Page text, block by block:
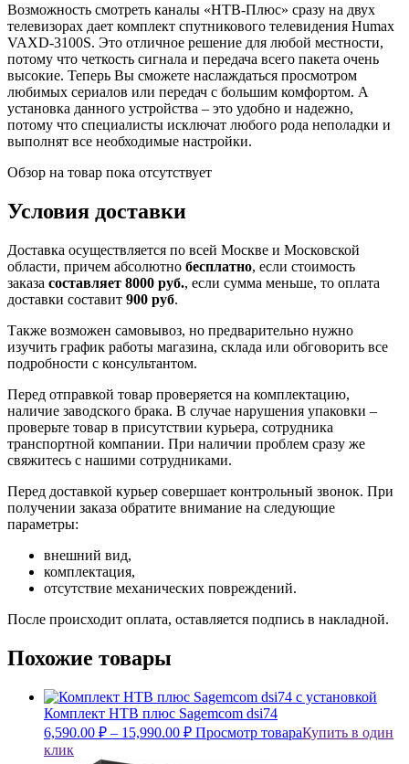
Возможность смотреть каналы «НТВ-Плюс» сразу на двух
телевизорах дает комплект спутникового телевидения Humax
VAXD-3100S. Это отличное решение для любой местности,
потому что четкость сигнала и передача всего пакета очень
высокие. Теперь Вы сможете наслаждаться просмотром
любимых сериалов или передач с большим комфортом. А
установка данного устройства – это удобно и надежно,
потому что специалисты исключат любого рода неполадки и
выполнят все необходимые настройки.
Обзор на товар пока отсутствует
Условия доставки
Доставка осуществляется по всей Москве и Московской
области, причем абсолютно бесплатно, если стоимость
заказа составляет 8000 руб., если сумма меньше, то оплата
доставки составит 900 руб.
Также возможен самовывоз, но предварительно нужно
изучить график работы магазина, склада или обговорить все
подробности с консультантом.
Перед отправкой товар проверяется на комплектацию,
наличие заводского брака. В случае нарушения упаковки –
проверьте товар в присутствии курьера, сотрудника
транспортной компании. При наличии проблем сразу же
свяжитесь с нашими сотрудниками.
Перед доставкой курьер совершает контрольный звонок. При
получении заказа обратите внимание на следующие
параметры:
внешний вид,
комплектация,
отсутствие механических повреждений.
После происходит оплата, оставляется подпись в накладной.
Похожие товары
Комплект НТВ плюс Sagemcom dsi74
6,590.00 ₽ – 15,990.00 ₽ Просмотр товараКупить в один
клик